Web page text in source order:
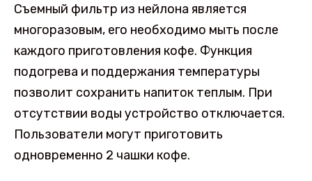
Съемный фильтр из нейлона является
многоразовым, его необходимо мыть после
каждого приготовления кофе. Функция
подогрева и поддержания температуры
позволит сохранить напиток теплым. При
отсутствии воды устройство отключается.
Пользователи могут приготовить
одновременно 2 чашки кофе.